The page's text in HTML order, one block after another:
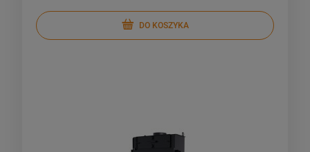
DO KOSZYKA